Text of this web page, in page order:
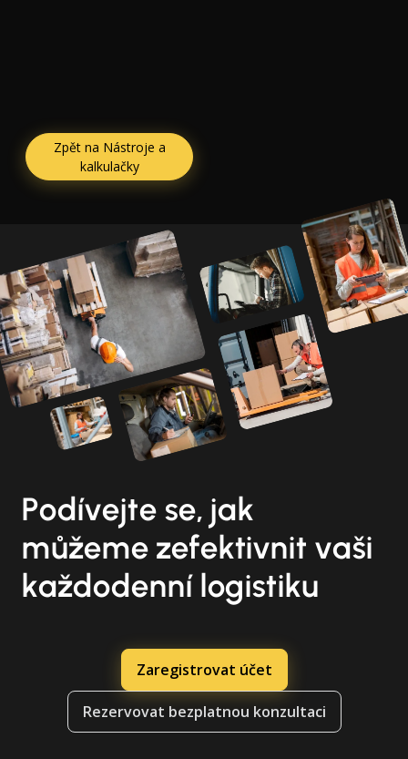
Zpět na Nástroje a
kalkulačky
Podívejte se, jak
můžeme zefektivnit vaši
každodenní logistiku
Zaregistrovat účet
Rezervovat bezplatnou konzultaci